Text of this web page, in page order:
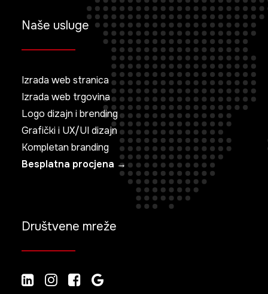
Naše usluge
Izrada web stranica
Izrada web trgovina
Logo dizajn i brending
Grafički i UX/UI dizajn
Kompletan branding
Besplatna procjena →
Društvene mreže